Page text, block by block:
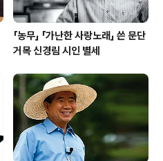
「농무」 「가난한 사랑노래」 쓴 문단
거목 신경림 시인 별세